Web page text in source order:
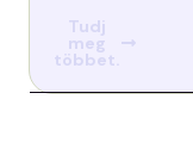
Tudj
meg
többet.